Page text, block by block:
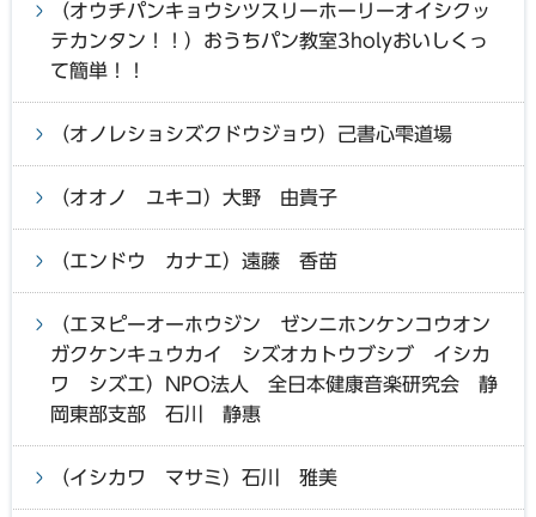
（オウチパンキョウシツスリーホーリーオイシクッ
テカンタン！！）おうちパン教室3holyおいしくっ
て簡単！！
（オノレショシズクドウジョウ）己書心雫道場
（オオノ ユキコ）大野 由貴子
（エンドウ カナエ）遠藤 香苗
（エヌピーオーホウジン ゼンニホンケンコウオン
ガクケンキュウカイ シズオカトウブシブ イシカ
ワ シズエ）NPO法人 全日本健康音楽研究会 静
岡東部支部 石川 静惠
（イシカワ マサミ）石川 雅美